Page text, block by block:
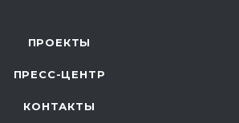
ПРОЕКТЫ
ПРЕСС-ЦЕНТР
КОНТАКТЫ